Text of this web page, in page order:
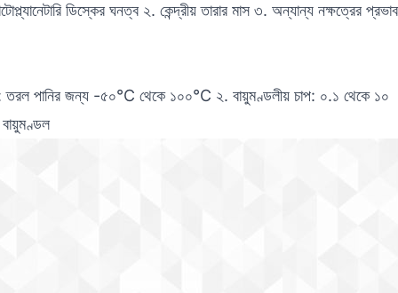
ডিস্কের ঘনত্ব ২. কেন্দ্রীয় তারার মাস ৩. অন্যান্য নক্ষত্রের প্রভাব
তরল পানির জন্য -৫০°C থেকে ১০০°C ২. বায়ুমণ্ডলীয় চাপ: ০.১ থেকে ১০